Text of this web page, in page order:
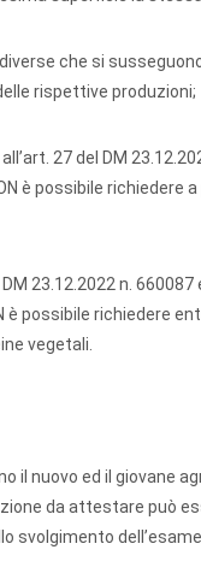
che si
rispettive produzioni;
27 del DM
è possibile richiedere
23.12.2022 n.
è possibile richiedere
vegetali.
il nuovo ed il giovane
da attestare può
dell’esame